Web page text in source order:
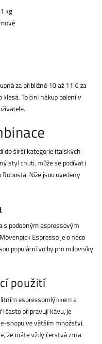
kg
za přibližně 10 až 11 € za
To činí nákup balení v
do širší kategorie italských
styl chuti, může se podívat i
Níže jsou uvedeny
s podobným espressovým
Espresso je o něco
populární volby pro milovníky
použití
espressomlýnkem a
často připravují kávu, je
shopu ve větším množství.
že máte vždy čerstvá zrna